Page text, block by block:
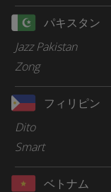
パキスタン
Jazz Pakistan
Zong
フィリピン
Dito
Smart
ベトナム